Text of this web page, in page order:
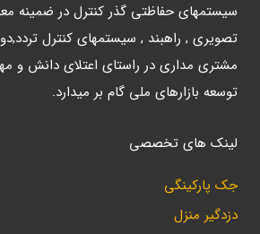
سیستمهای حفاظتی گذر کنترل در ضمینه
تصویری , راهبند , سیستمهای کنترل
مشتری مداری در راستای اعتلای دانش و
توسعه بازارهای ملی گام بر میدارد.
لینک های تخصصی
جک پارکینگی
دزدگیر منزل